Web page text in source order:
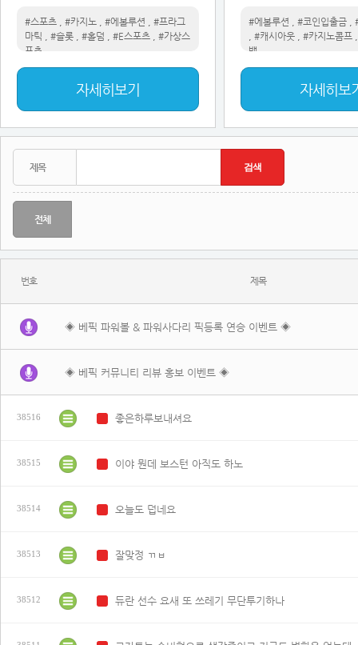
#스포츠 #카지노 #에볼루션
#프라그
마틱
#슬롯 #홀덤 #E스포츠
#가상스
포츠
자세히보기
#에볼루션 #코인입출금
#캐시아웃 #카지노콤프
백
자세히보
전체
번호 제목
◈ 베픽 파워볼 & 파워사다리 픽등록 연승 이벤트 ◈
◈ 베픽 커뮤니티 리뷰 홍보 이벤트 ◈
38516 좋은하루보내셔요
38515 이야 뭔데 보스턴 아직도 하노
38514 오늘도 덥네요
38513 잘맞정 ㄲㅂ
38512 듀란 선수 요새 또 쓰레기 무단투기하나